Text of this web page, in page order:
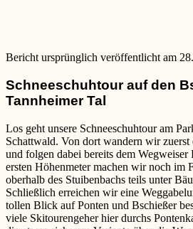
Bericht ursprünglich veröffentlicht am
Schneeschuhtour auf den
Tannheimer Tal
Los geht unsere Schneeschuhtour am
Schattwald. Von dort wandern wir
und folgen dabei bereits dem
ersten Höhenmeter machen wir noch im
oberhalb des Stuibenbachs teils unter
Schließlich erreichen wir eine
tollen Blick auf Ponten und Bschießer
viele Skitourengeher hier durchs